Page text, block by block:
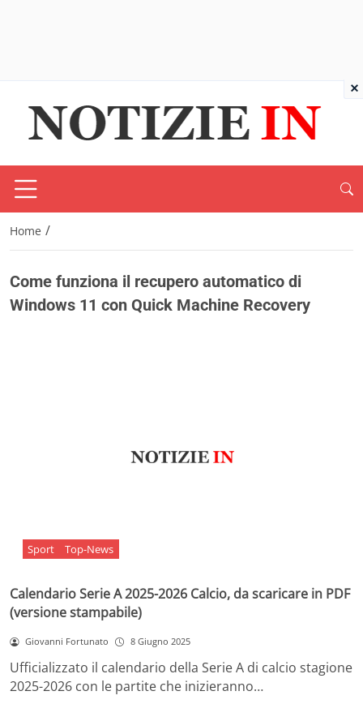
Home /
Come funziona il recupero automatico di
Windows 11 con Quick Machine Recovery
Sport Top-News
Calendario Serie A 2025-2026 Calcio, da scaricare in PDF
(versione stampabile)
Giovanni Fortunato 8 Giugno 2025
Ufficializzato il calendario della Serie A di calcio stagione
2025-2026 con le partite che inizieranno…
×